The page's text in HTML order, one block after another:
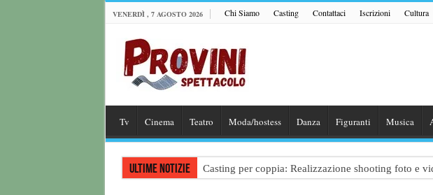
VENERDÌ , 7 AGOSTO 2026 Chi Siamo Casting Contattaci Iscrizioni Cultura
Tv Cinema Teatro Moda/hostess Danza Figuranti Musica
Ultime notizie Casting per coppia: Realizzazione shooting foto e